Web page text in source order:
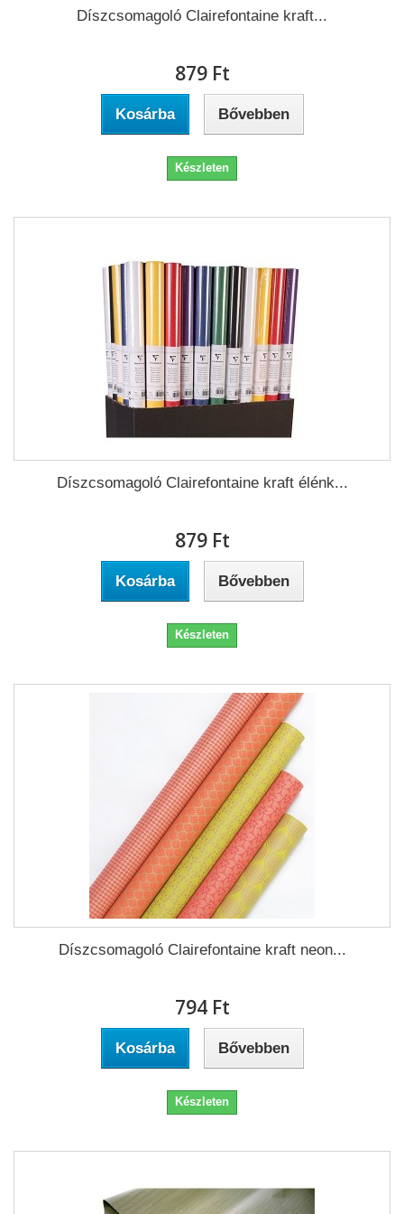
Díszcsomagoló Clairefontaine kraft...
879 Ft‎
Kosárba Bővebben
Készleten
Díszcsomagoló Clairefontaine kraft élénk...
879 Ft‎
Kosárba Bővebben
Készleten
Díszcsomagoló Clairefontaine kraft neon...
794 Ft‎
Kosárba Bővebben
Készleten